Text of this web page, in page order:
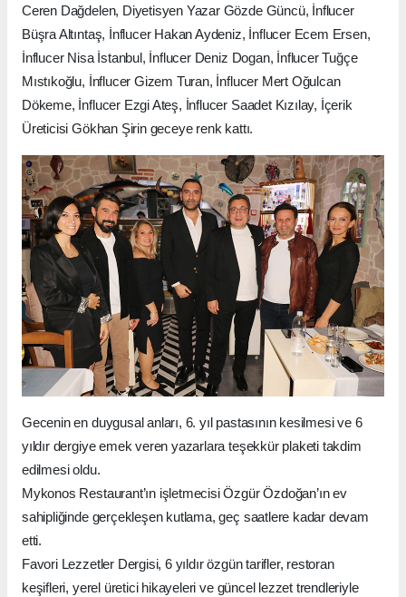
Ceren Dağdelen, Diyetisyen Yazar Gözde Güncü, İnflucer
Büşra Altıntaş, İnflucer Hakan Aydeniz, İnflucer Ecem Ersen,
İnflucer Nisa İstanbul, İnflucer Deniz Dogan, İnflucer Tuğçe
Mıstıkoğlu, İnflucer Gizem Turan, İnflucer Mert Oğulcan
Dökeme, İnflucer Ezgi Ateş, İnflucer Saadet Kızılay, İçerik
Üreticisi Gökhan Şirin geceye renk kattı.
Gecenin en duygusal anları, 6. yıl pastasının kesilmesi ve 6
yıldır dergiye emek veren yazarlara teşekkür plaketi takdim
edilmesi oldu.
Mykonos Restaurant’ın işletmecisi Özgür Özdoğan’ın ev
sahipliğinde gerçekleşen kutlama, geç saatlere kadar devam
etti.
Favori Lezzetler Dergisi, 6 yıldır özgün tarifler, restoran
keşifleri, yerel üretici hikayeleri ve güncel lezzet trendleriyle